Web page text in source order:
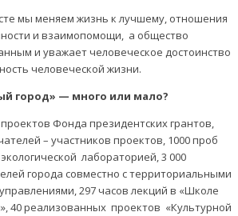
мы меняем жизнь к лучшему, отношения
и взаимопомощи, а общество
и уважает человеческое достоинство
человеческой жизни.
город» — много или мало?
Фонда президентских грантов,
– участников проектов, 1000 проб
лабораторией, 3 000
города совместно с территориальными
297 часов лекций в «Школе
40 реализованных проектов «Культурной